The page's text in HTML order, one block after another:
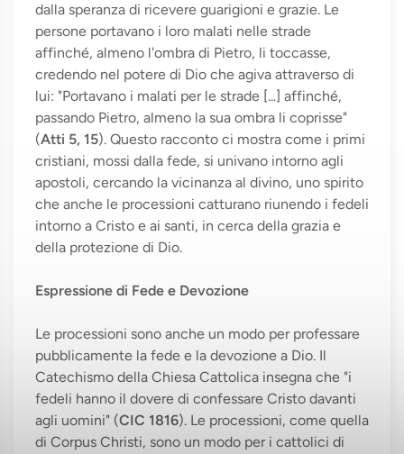
dalla speranza di ricevere guarigioni e grazie. Le
persone portavano i loro malati nelle strade
affinché, almeno l'ombra di Pietro, li toccasse,
credendo nel potere di Dio che agiva attraverso di
lui: "Portavano i malati per le strade [...] affinché,
passando Pietro, almeno la sua ombra li coprisse"
(Atti 5, 15). Questo racconto ci mostra come i primi
cristiani, mossi dalla fede, si univano intorno agli
apostoli, cercando la vicinanza al divino, uno spirito
che anche le processioni catturano riunendo i fedeli
intorno a Cristo e ai santi, in cerca della grazia e
della protezione di Dio.
Espressione di Fede e Devozione
Le processioni sono anche un modo per professare
pubblicamente la fede e la devozione a Dio. Il
Catechismo della Chiesa Cattolica insegna che "i
fedeli hanno il dovere di confessare Cristo davanti
agli uomini" (CIC 1816). Le processioni, come quella
di Corpus Christi, sono un modo per i cattolici di